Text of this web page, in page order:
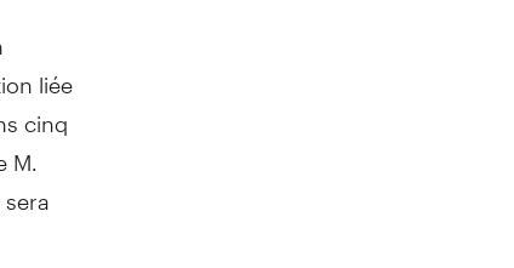
liée
cinq